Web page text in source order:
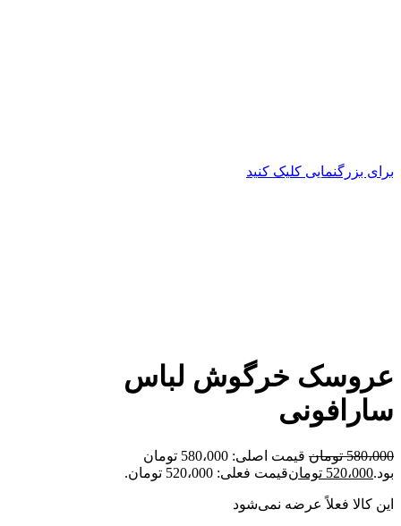
برای بزرگنمایی کلیک کنید
عروسک خرگوش لباس
سارافونی
580،000 تومان
قیمت اصلی: 580،000 تومان
بود.520،000 تومانقیمت فعلی: 520،000 تومان.
این کالا فعلاً عرضه نمی‌شود